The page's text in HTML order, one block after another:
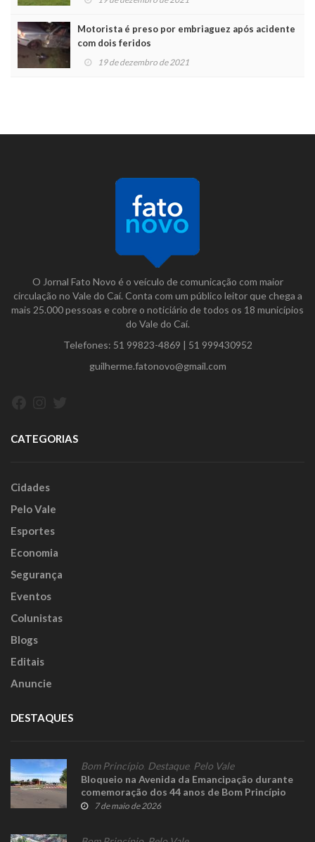
Motorista é preso por embriaguez após acidente
com dois feridos
19 de dezembro de 2021
O Jornal Fato Novo é o veículo de comunicação com maior
circulação no Vale do Caí. Conta com um público leitor que chega a
mais 25.000 pessoas e cobre o noticiário de todos os 18 municípios
do Vale do Caí.
Telefones: 51 99823-4869 | 51 999430952
guilherme.fatonovo@gmail.com
CATEGORIAS
Cidades
Pelo Vale
Esportes
Economia
Segurança
Eventos
Colunistas
Blogs
Editais
Anuncie
DESTAQUES
Bom Princípio Destaque, Pelo Vale
Bloqueio na Avenida da Emancipação durante
comemoração dos 44 anos de Bom Princípio
7 de maio de 2026